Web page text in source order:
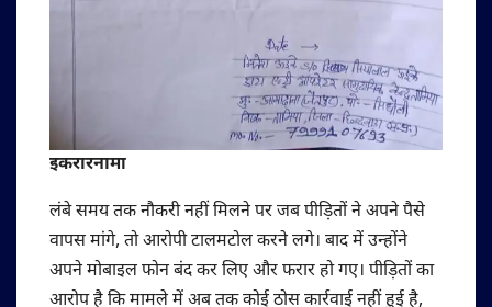
इकरारनामा
लंबे समय तक नौकरी नहीं मिलने पर जब पीड़ितों ने अपने पैसे
वापस मांगे, तो आरोपी टालमटोल करने लगे। बाद में उन्होंने
अपने मोबाइल फोन बंद कर लिए और फरार हो गए। पीड़ितों का
आरोप है कि मामले में अब तक कोई ठोस कार्रवाई नहीं हुई है,